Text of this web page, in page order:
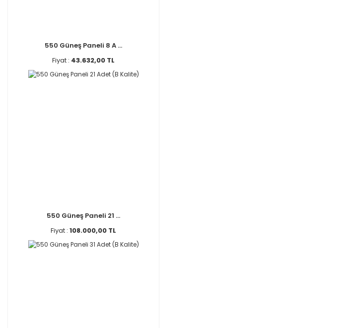
550 Güneş Paneli 8 A ...
Fiyat : 43.632,00 TL
550 Güneş Paneli 21 ...
Fiyat : 108.000,00 TL